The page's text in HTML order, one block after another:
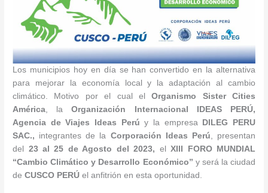
Los municipios hoy en día se han convertido en la alternativa
para mejorar la economía local y la adaptación al cambio
climático. Motivo por el cual elOrganismo Sister Cities
América , laOrganización Internacional IDEAS PERÚ,
Agencia de Viajes Ideas Perúy la empresa DILEG PERU
SAC., integrantes de la Corporación Ideas Perú , presentan
del 23al 25 de Agosto del 2023, elXIII FORO MUNDIAL
“Cambio Climático y Desarrollo Económico” y será la ciudad
deCUSCO PERÚ el anfitrión en esta oportunidad.